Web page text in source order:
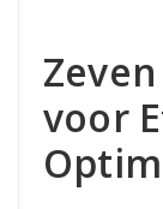
voor